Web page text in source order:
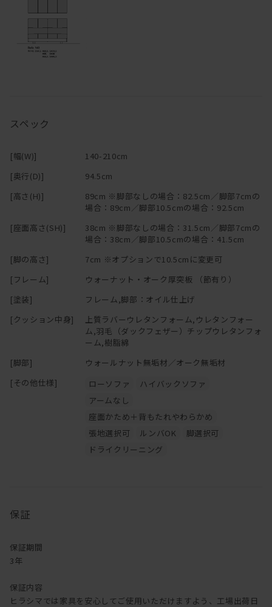
ください。
※「節少なめ」のご注文につきましては、別途お見積りにて承って
おります。
ご希望の場合は
・箱物家具は、引き出しや扉の開閉を円滑にするためにも、できる
・使用頻度が高い椅子、テーブルなどの家具の底には、フェルトや
プラパートなどの暖衝材が付いていますが、家具や床材の保護のた
・組み立て家具（特にジョイント形式の家具）は年月の経過ととも
度、点検を行い気になる場合は閉め直しをお願いします。
・HIRASHIMAの商品は耐久試験を行い、独自に安全性の確認を行っ
ておりますが、ベッドやソファ、椅子などの上での飛び跳ねや踏み
の機能にそったご使用をお心がけください。
スペック
[幅(W)]
140-210cm
[奥行(D)]
94.5cm
[高さ(H)]
89cm ※脚部なしの場合：82.5cm／脚部7cmの
場合：89cm／脚部10.5cmの場合：92.5cm
[座面高さ(SH)]
38cm ※脚部なしの場合：31.5cm／脚部7cmの
場合：38cm／脚部10.5cmの場合：41.5cm
[脚の高さ]
7cm ※オプションで10.5cmに変更可
[フレーム]
ウォーナット・オーク厚突板 （節有り）
[塗装]
フレーム,脚部：オイル仕上げ
[クッション中身]
上質ラバーウレタンフォーム,ウレタンフォー
ム,羽毛（ダックフェザー）チップウレタンフォ
ーム,樹脂綿
[脚部]
ウォールナット無垢材／オーク無垢材
[その他仕様]
ローソファ
ハイバックソファ
アームなし
座面かため＋背もたれやわらかめ
張地選択可
ルンバOK
脚選択可
ドライクリーニング
保証
保証期間
3年
保証内容
ヒラシマでは家具を安心してご使用いただけますよう、工場出荷日